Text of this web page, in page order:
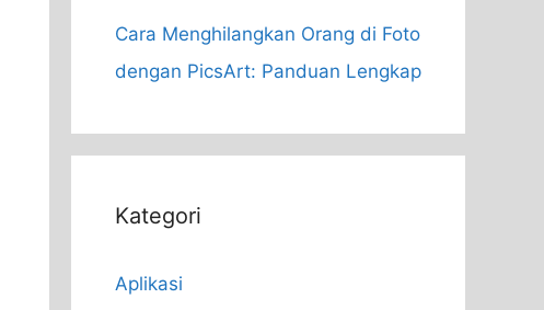
Cara Menghilangkan Orang di Foto
dengan PicsArt: Panduan Lengkap
Kategori
Aplikasi